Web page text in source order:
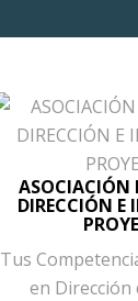
ASOCIACIÓN
DIRECCIÓN E
Tus
en Dirección